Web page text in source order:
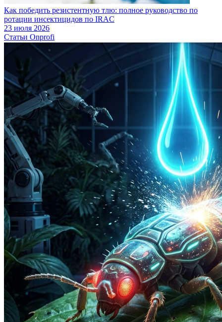
Как победить резистентную тлю: полное руководство по
ротации инсектицидов по IRAC
23 июля 2026
Статьи Onprofi